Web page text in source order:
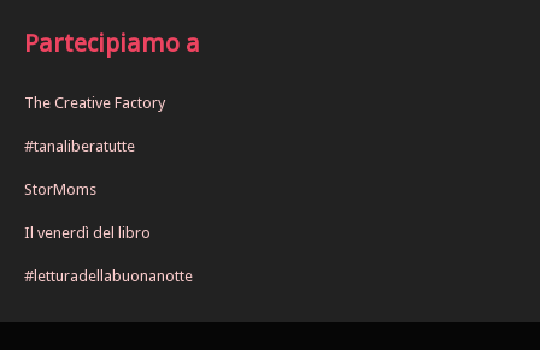
Partecipiamo a
The Creative Factory
#tanaliberatutte
StorMoms
Il venerdì del libro
#letturadellabuonanotte